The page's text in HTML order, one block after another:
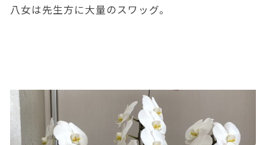
八女は先生方に大量のスワッグ。